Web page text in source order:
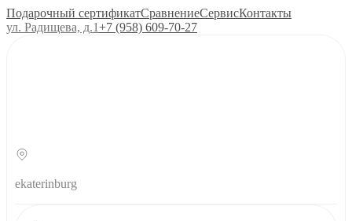
Подарочный сертификатСравнениеСервисКонтакты
ул. Радищева, д.1+7 (958) 609‑70‑27
ekaterinburg